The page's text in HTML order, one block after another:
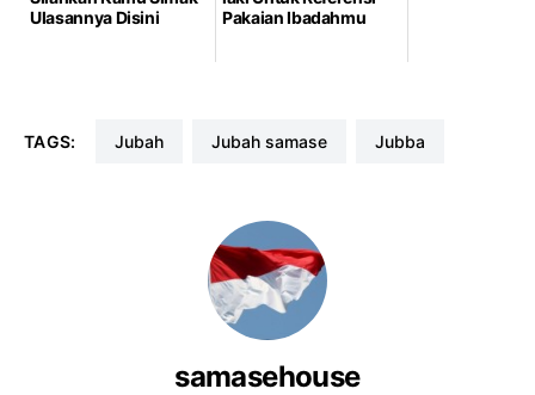
Ulasannya Disini
Pakaian Ibadahmu
TAGS: jubah jubah samase jubba
samasehouse